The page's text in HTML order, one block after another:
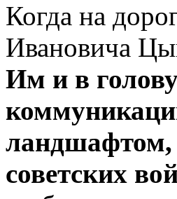
Когда на
Ивановича
Им и в
ландшафтом,
советских